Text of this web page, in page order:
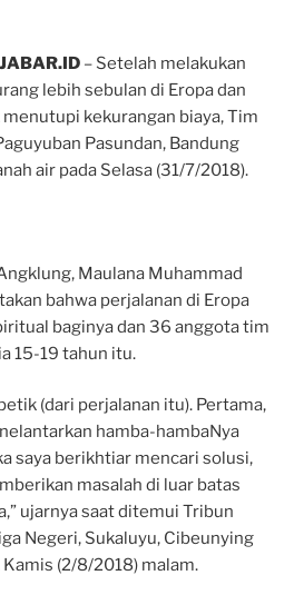
– Setelah melakukan
lebih sebulan di Eropa dan
kekurangan biaya, Tim
Pasundan, Bandung
air pada Selasa (31/7/2018).
Maulana Muhammad
bahwa perjalanan di Eropa
baginya dan 36 anggota tim
15-19 tahun itu.
(dari perjalanan itu). Pertama,
hamba-hambaNya
saya berikhtiar mencari solusi,
masalah di luar batas
ujarnya saat ditemui Tribun
Negeri, Sukaluyu, Cibeunying
(2/8/2018) malam.